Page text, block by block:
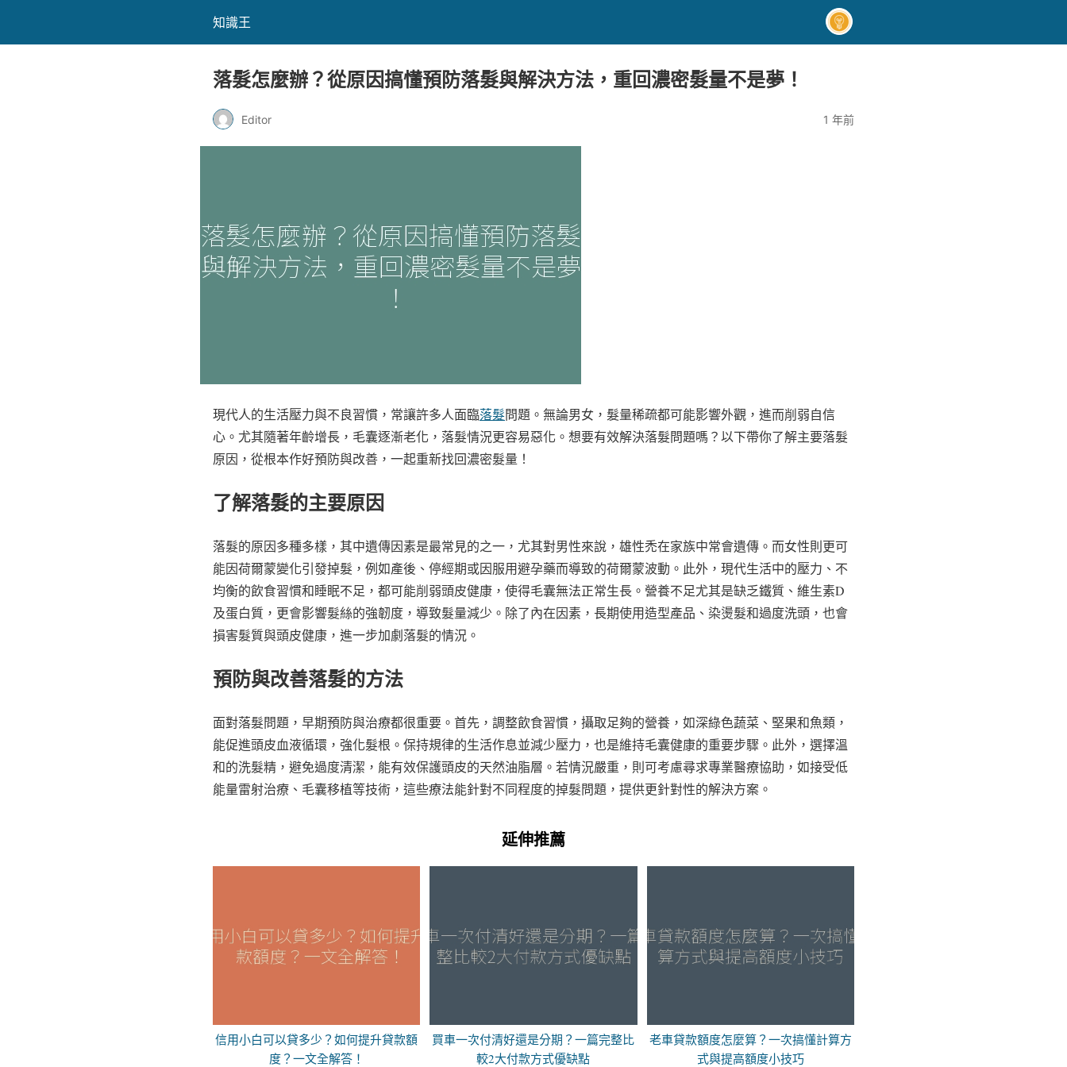
知識王
落髮怎麼辦？從原因搞懂預防落髮與解決方法，重回濃密髮量不是夢！
Editor 1 年前
現代人的生活壓力與不良習慣，常讓許多人面臨落髮問題。無論男女，髮量稀疏都可能影響外觀，進而削弱自信
心。尤其隨著年齡增長，毛囊逐漸老化，落髮情況更容易惡化。想要有效解決落髮問題嗎？以下帶你了解主要落髮
原因，從根本作好預防與改善，一起重新找回濃密髮量！
了解落髮的主要原因
落髮的原因多種多樣，其中遺傳因素是最常見的之一，尤其對男性來說，雄性禿在家族中常會遺傳。而女性則更可
能因荷爾蒙變化引發掉髮，例如產後、停經期或因服用避孕藥而導致的荷爾蒙波動。此外，現代生活中的壓力、不
均衡的飲食習慣和睡眠不足，都可能削弱頭皮健康，使得毛囊無法正常生長。營養不足尤其是缺乏鐵質、維生素D
及蛋白質，更會影響髮絲的強韌度，導致髮量減少。除了內在因素，長期使用造型產品、染燙髮和過度洗頭，也會
損害髮質與頭皮健康，進一步加劇落髮的情況。
預防與改善落髮的方法
面對落髮問題，早期預防與治療都很重要。首先，調整飲食習慣，攝取足夠的營養，如深綠色蔬菜、堅果和魚類，
能促進頭皮血液循環，強化髮根。保持規律的生活作息並減少壓力，也是維持毛囊健康的重要步驟。此外，選擇溫
和的洗髮精，避免過度清潔，能有效保護頭皮的天然油脂層。若情況嚴重，則可考慮尋求專業醫療協助，如接受低
能量雷射治療、毛囊移植等技術，這些療法能針對不同程度的掉髮問題，提供更針對性的解決方案。
延伸推薦
信用小白可以貸多少？如何提升貸款額
度？一文全解答！
買車一次付清好還是分期？一篇完整比
較2大付款方式優缺點
老車貸款額度怎麼算？一次搞懂計算方
式與提高額度小技巧